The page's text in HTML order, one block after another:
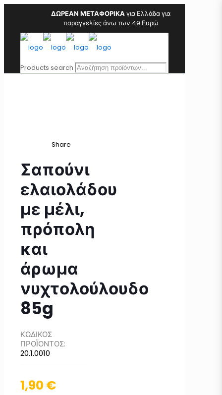
ΔΩΡΕΑΝ ΜΕΤΑΦΟΡΙΚΑγια Ελλάδα για
παραγγελίες άνω των 49 Ευρώ
Products search
Share
Σαπούνι
ελαιολάδου
με μέλι,
πρόπολη
και
άρωμα
νυχτολούλουδο
85g
ΚΩΔΙΚΟΣ
ΠΡΟΪΟΝΤΟΣ:
20.1.0010
1,90 €